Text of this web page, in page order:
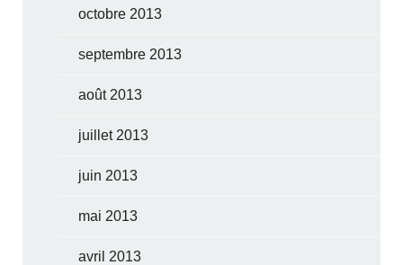
octobre 2013
septembre 2013
août 2013
juillet 2013
juin 2013
mai 2013
avril 2013